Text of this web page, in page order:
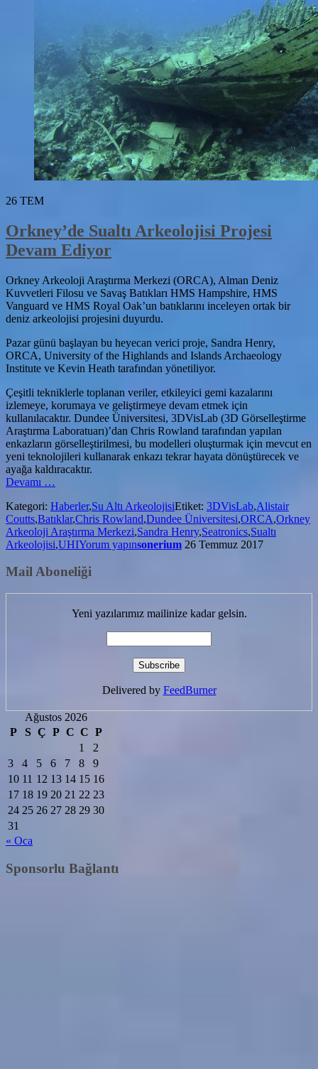
26 TEM
Orkney’de Sualtı Arkeolojisi Projesi
Devam Ediyor
Orkney Arkeoloji Araştırma Merkezi (ORCA), Alman Deniz
Kuvvetleri Filosu ve Savaş Batıkları HMS Hampshire, HMS
Vanguard ve HMS Royal Oak’un batıklarını inceleyen ortak bir
deniz arkeolojisi projesini duyurdu.
Pazar günü başlayan bu heyecan verici proje, Sandra Henry,
ORCA, University of the Highlands and Islands Archaeology
Institute ve Kevin Heath tarafından yönetiliyor.
Çeşitli tekniklerle toplanan veriler, etkileyici gemi kazalarını
izlemeye, korumaya ve geliştirmeye devam etmek için
kullanılacaktır. Dundee Üniversitesi, 3DVisLab (3D Görselleştirme
Araştırma Laboratuarı)’dan Chris Rowland tarafından yapılan
enkazların görselleştirilmesi, bu modelleri oluşturmak için mevcut en
yeni teknolojileri kullanarak enkazı tekrar hayata dönüştürecek ve
ayağa kaldıracaktır.
Devamı
Arkeolojisi
Projesi
Devam
Ediyor
…
Kategori: Haberler,Su Altı ArkeolojisiEtiket: 3DVisLab,Alistair
Coutts,Batıklar,Chris Rowland,Dundee Üniversitesi,ORCA,Orkney
Arkeoloji Araştırma Merkezi,Sandra Henry,Seatronics,Sualtı
Arkeolojisi,UHIYorum yapınsonerium 26 Temmuz 2017
Mail Aboneliği
Yeni yazılarımız mailinize kadar gelsin.
Delivered by FeedBurner
Ağustos 2026
P
S Ç P C C P
1
2
3
4 5 6 7 8
9
10 11 12 13 14 15 16
17 18 19 20 21 22 23
24 25 26 27 28 29 30
31
« Oca
Sponsorlu Bağlantı